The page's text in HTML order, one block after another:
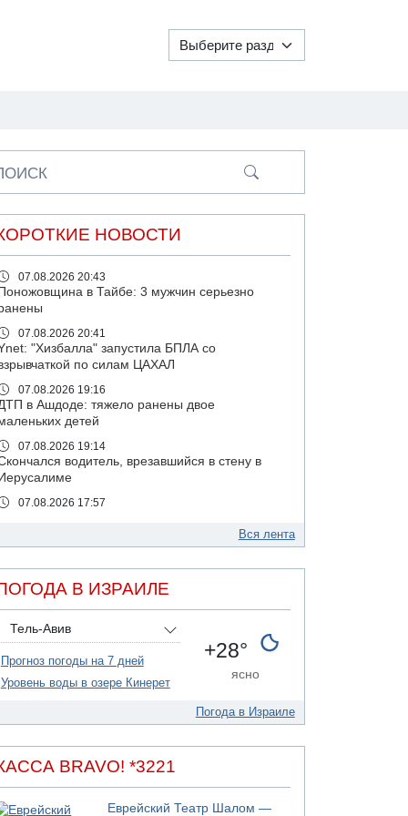
НОВОСТИ
07.08.2026 20:43
Поножовщина в Тайбе: 3 мужчин серьезно
07.08.2026 20:41
"Хизбалла" запустила БПЛА со
по силам ЦАХАЛ
07.08.2026 19:16
в Ашдоде: тяжело ранены двое
детей
07.08.2026 19:14
водитель, врезавшийся в стену в
Иерусалиме
07.08.2026 17:57
подозреваемого в коррупционных
с Йоавом Элиаси
07.08.2026 17:51
БАГАЦ отказался заморозить лишение
налоговых льгот для уклонистов-харедим
07.08.2026 17:48
В Иерусалиме водитель врезался в забор и
07.08.2026 13:47
армия сообщила о ранении
Вся лента
В ИЗРАИЛЕ
Тель-Авив
Прогноз погоды на 7 дней
Уровень воды в озере Кинерет
+28°
ясно
Погода в Израиле
BRAVO! *3221
Еврейский Театр Шалом —